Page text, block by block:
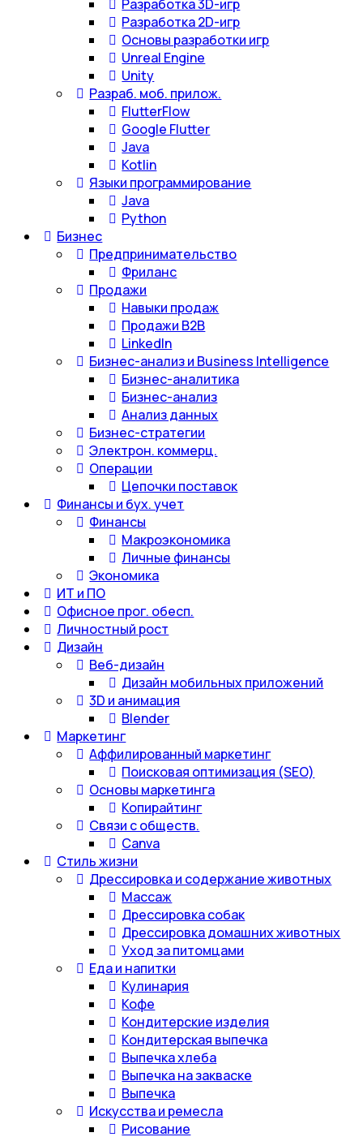
Разработка 3D-игр
Разработка 2D-игр
Основы разработки игр
Unreal Engine
Unity
Разраб. моб. прилож.
FlutterFlow
Google Flutter
Java
Kotlin
Языки программирование
Java
Python
Бизнес
Предпринимательство
Фриланс
Продажи
Навыки продаж
Продажи B2B
LinkedIn
Бизнес-анализ и Business Intelligence
Бизнес-аналитика
Бизнес-анализ
Анализ данных
Бизнес-стратегии
Электрон. коммерц.
Операции
Цепочки поставок
Финансы и бух. учет
Финансы
Макроэкономика
Личные финансы
Экономика
ИТ и ПО
Офисное прог. обесп.
Личностный рост
Дизайн
Веб-дизайн
Дизайн мобильных приложений
3D и анимация
Blender
Маркетинг
Аффилированный маркетинг
Поисковая оптимизация (SEO)
Основы маркетинга
Копирайтинг
Связи с обществ.
Canva
Стиль жизни
Дрессировка и содержание животных
Массаж
Дрессировка собак
Дрессировка домашних животных
Уход за питомцами
Еда и напитки
Кулинария
Кофе
Кондитерские изделия
Кондитерская выпечка
Выпечка хлеба
Выпечка на закваске
Выпечка
Искусства и ремесла
Рисование